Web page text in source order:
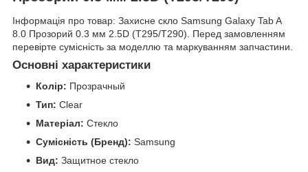
Інформація про товар: Захисне скло Samsung Galaxy Tab A
8.0 Прозорий 0.3 мм 2.5D (T295/T290). Перед замовленням
перевірте сумісність за моделлю та маркуванням запчастини.
Основні характеристики
Колір: Прозрачный
Тип: Clear
Матеріал: Стекло
Сумісність (Бренд): Samsung
Вид: Защитное стекло